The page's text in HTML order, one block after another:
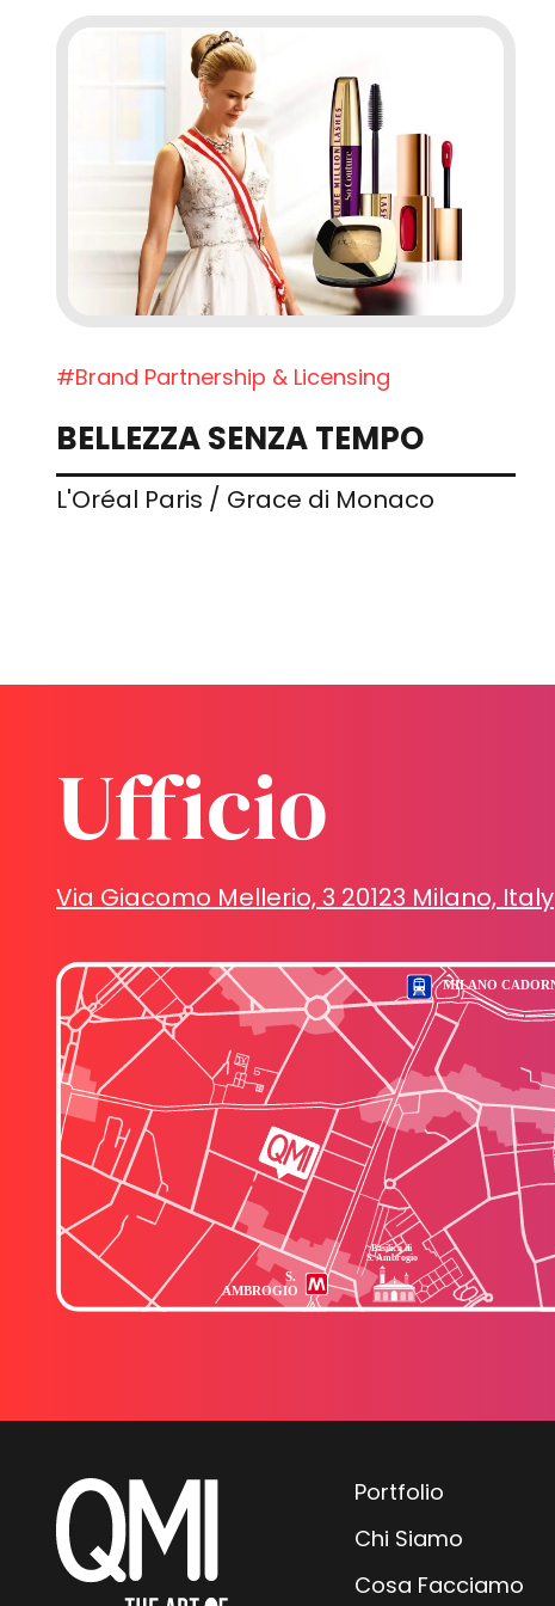
#Brand Partnership & Licensing
BELLEZZA SENZA TEMPO
L'Oréal Paris / Grace di Monaco
Ufficio
Via Giacomo Mellerio, 3 20123 Milano, Italy
Portfolio
Chi Siamo
Cosa Facciamo